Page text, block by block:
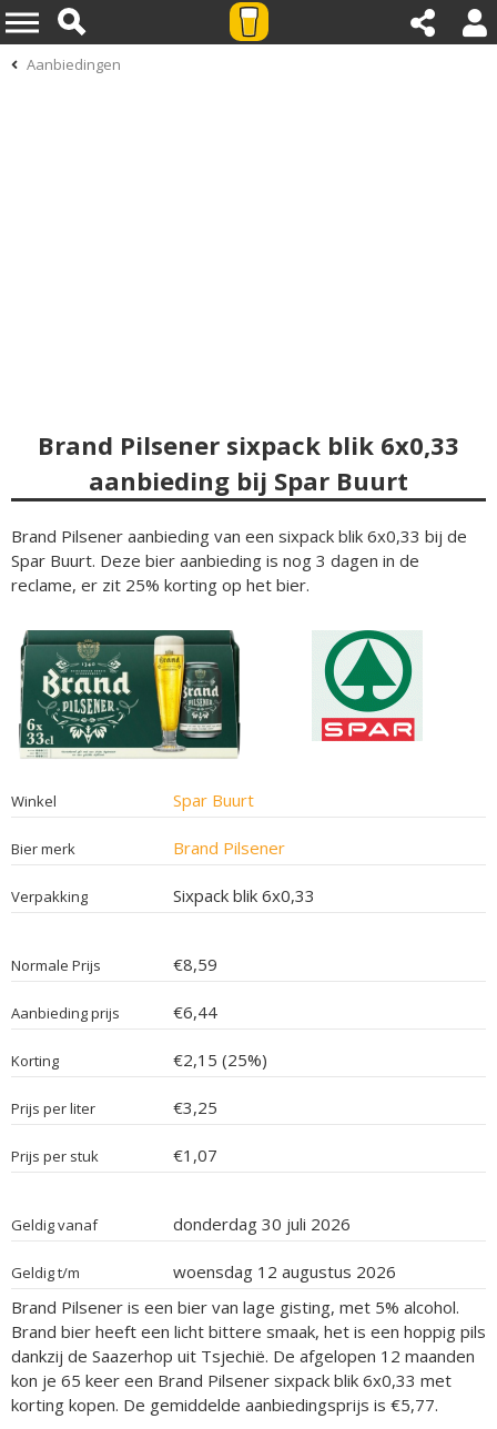
Aanbiedingen
Brand Pilsener sixpack blik 6x0,33
aanbieding bij Spar Buurt
Brand Pilsener aanbieding van een sixpack blik 6x0,33 bij de
Spar Buurt. Deze bier aanbieding is nog 3 dagen in de
reclame, er zit 25% korting op het bier.
Winkel Spar Buurt
Bier merk Brand Pilsener
Verpakking Sixpack blik 6x0,33
Normale Prijs €8,59
Aanbieding prijs €6,44
Korting €2,15 (25%)
Prijs per liter €3,25
Prijs per stuk €1,07
Geldig vanaf donderdag 30 juli 2026
Geldig t/m
woensdag 12 augustus 2026
Brand Pilsener is een bier van lage gisting, met 5% alcohol.
Brand bier heeft een licht bittere smaak, het is een hoppig pils
dankzij de Saazerhop uit Tsjechië. De afgelopen 12 maanden
kon je 65 keer een Brand Pilsener sixpack blik 6x0,33 met
korting kopen. De gemiddelde aanbiedingsprijs is €5,77.